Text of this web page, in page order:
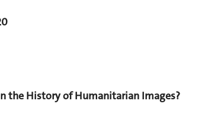
the History of Humanitarian Images?